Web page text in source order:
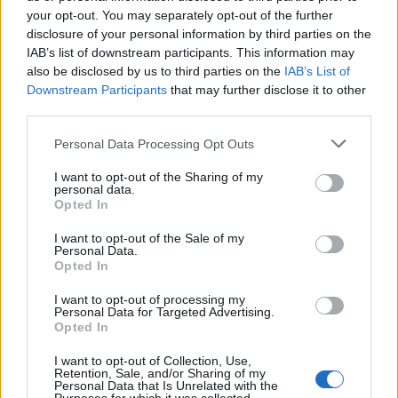
your opt-out. You may separately opt-out of the further
disclosure of your personal information by third parties on the
IAB’s list of downstream participants. This information may
also be disclosed by us to third parties on the IAB’s List of
Downstream Participants that may further disclose it to other
Personal Data Processing Opt Outs
I want to opt-out of the Sharing of my
personal data.
Opted In
I want to opt-out of the Sale of my
Personal Data.
Opted In
I want to opt-out of processing my
Personal Data for Targeted Advertising.
Opted In
I want to opt-out of Collection, Use,
Retention, Sale, and/or Sharing of my
Personal Data that Is Unrelated with the
Sorells Valencia y Alfara Del Patriarca Valencia
Tipo de
combustible
Precio
por litro
Gasto
Gasto
Gasto
Gasolina 95
0,00€ 0l. - 0,00€ 0 0l.- 0,00€
Gasolina 98
0,00€
0,00€ - 0,00€
Bio diesel
0,00€ 0l.- 0,00€ 0l.- 0,00€ l.- 0,00€
Estado del tráfico e incidencias de la DGT en
Albalat Dels Sorells Valencia